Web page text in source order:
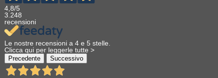
4,8/5
3.248
recensioni
Le nostre recensioni a 4 e 5 stelle.
Clicca qui per leggerle tutte >
Precedente Successivo